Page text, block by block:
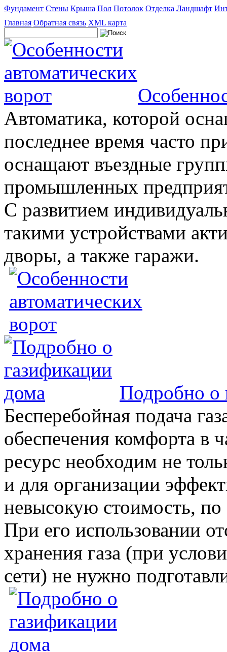
Фундамент Стены Крыша Пол Потолок Отделка Ландшафт
Главная Обратная связь XML карта
Автоматика, которой
последнее время часто
оснащают въездные
промышленных
С развитием
такими устройствами
дворы, а также гаражи.
Подробно о
Бесперебойная подача
обеспечения комфорта в
ресурс необходим не
и для организации
невысокую стоимость, по
При его использовании
хранения газа (при
сети) не нужно